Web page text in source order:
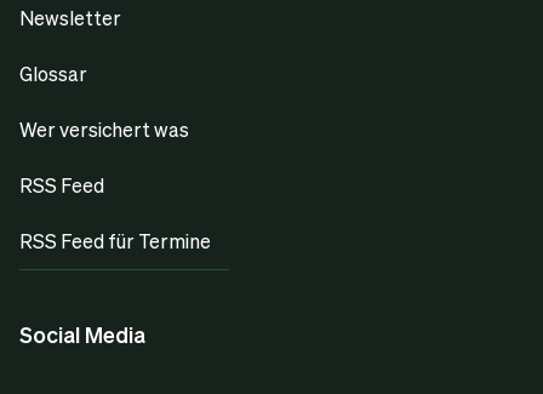
Newsletter
Glossar
Wer versichert was
RSS Feed
RSS Feed für Termine
Social Media